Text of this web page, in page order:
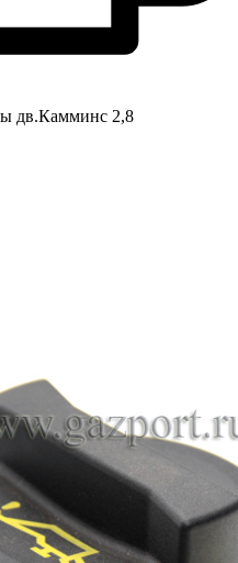
дв.Камминс 2,8